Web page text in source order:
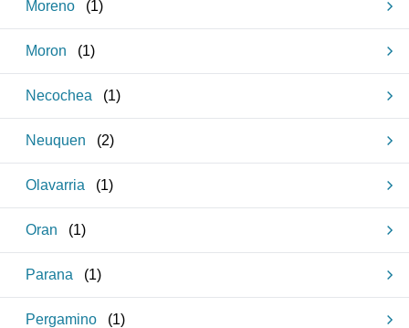
Moreno (1)
Moron (1)
Necochea (1)
Neuquen (2)
Olavarria (1)
Oran (1)
Parana (1)
Pergamino (1)